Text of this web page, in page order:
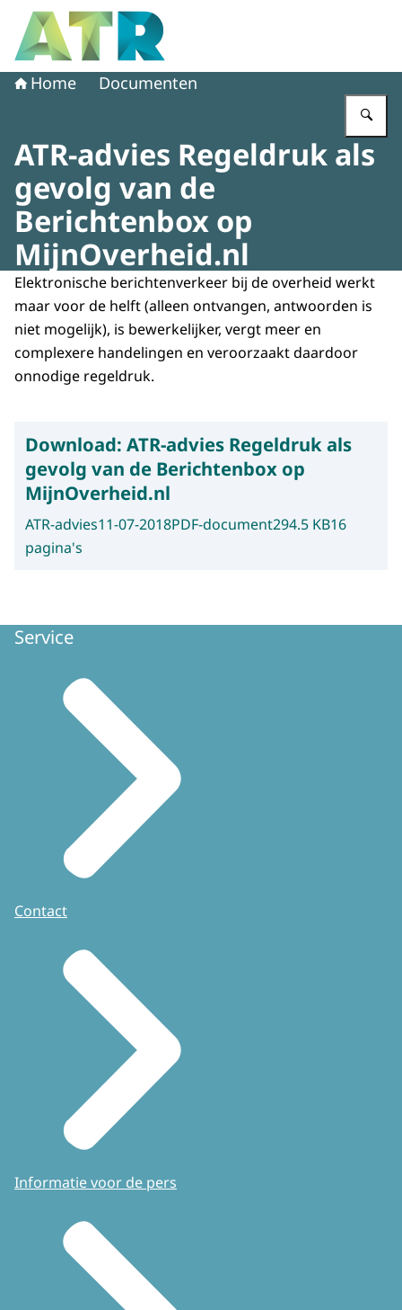
Naar de homepage van Adviescollege toetsing regeldruk
Home Documenten
ATR-advies Regeldruk als
gevolg van de
Berichtenbox op
MijnOverheid.nl
Elektronische berichtenverkeer bij de overheid werkt
maar voor de helft (alleen ontvangen, antwoorden is
niet mogelijk), is bewerkelijker, vergt meer en
complexere handelingen en veroorzaakt daardoor
onnodige regeldruk.
Download: ATR-advies Regeldruk als
gevolg van de Berichtenbox op
MijnOverheid.nl
ATR-advies11-07-2018PDF-document294.5 KB16
pagina's
Service
Contact
Informatie voor de pers